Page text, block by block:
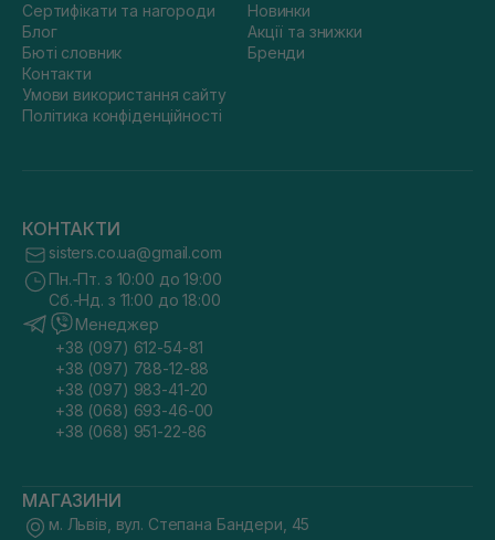
Сертифікати та нагороди
Блог
Бюті словник
Контакти
Умови використання сайту
Політика конфіденційності
Новинки
Акції та знижки
Бренди
КОНТАКТИ
sisters.co.ua@gmail.com
Пн.-Пт. з 10:00 до 19:00
Сб.-Нд. з 11:00 до 18:00
Менеджер
+38 (097) 612-54-81
+38 (097) 788-12-88
+38 (097) 983-41-20
+38 (068) 693-46-00
+38 (068) 951-22-86
МАГАЗИНИ
м. Львів, вул. Степана Бандери, 45